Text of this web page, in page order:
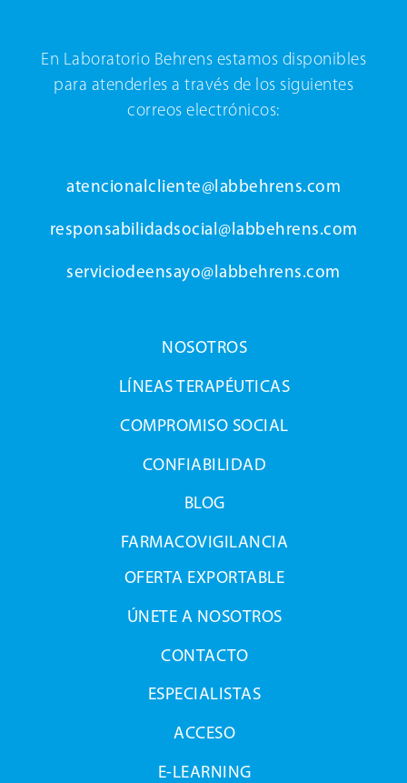
En Laboratorio Behrens estamos disponibles
para atenderles a través de los siguientes
correos electrónicos:
atencionalcliente@labbehrens.com
responsabilidadsocial@labbehrens.com
serviciodeensayo@labbehrens.com
NOSOTROS
LÍNEAS TERAPÉUTICAS
COMPROMISO SOCIAL
CONFIABILIDAD
BLOG
FARMACOVIGILANCIA
OFERTA EXPORTABLE
ÚNETE A NOSOTROS
CONTACTO
ESPECIALISTAS
ACCESO
E-LEARNING